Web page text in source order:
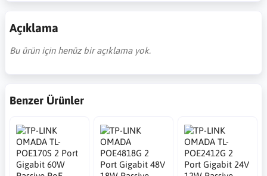
Açıklama
Bu ürün için henüz bir açıklama yok.
Benzer Ürünler